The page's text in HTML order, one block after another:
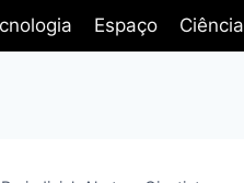
Espaço Ciência